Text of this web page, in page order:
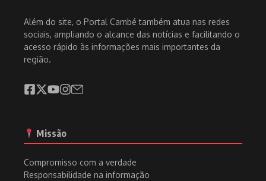
Além do site, o Portal Cambé também atua nas redes
sociais, ampliando o alcance das notícias e facilitando o
acesso rápido às informações mais importantes da
região.
Missão
Compromisso com a verdade
Responsabilidade na informação